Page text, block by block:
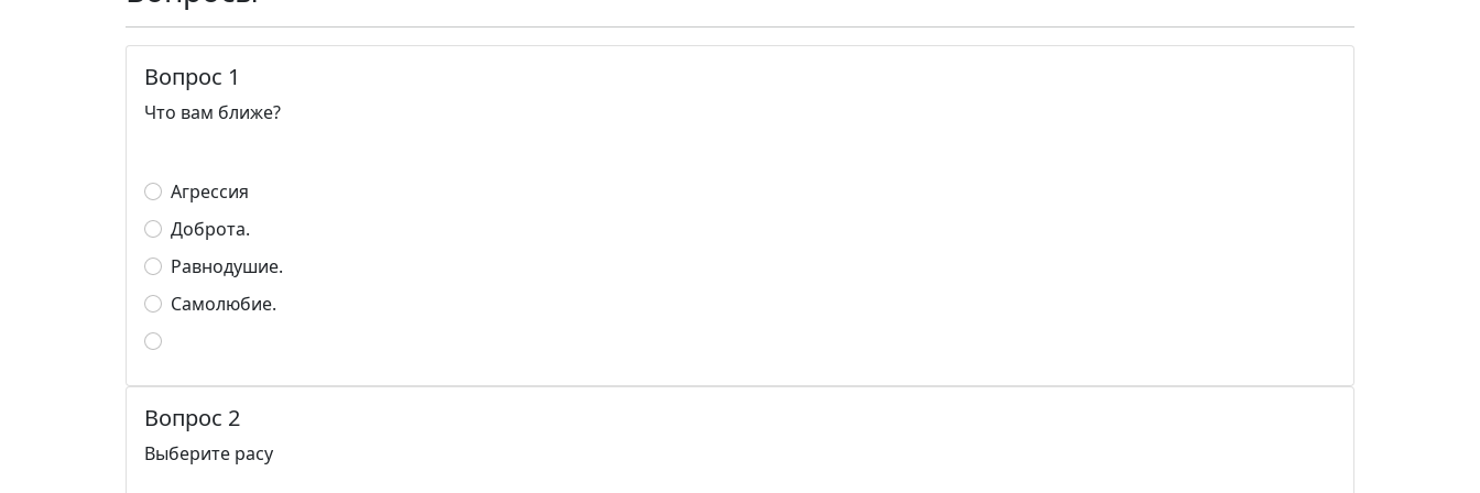
Вопрос 1
Что вам ближе?
Агрессия
Доброта.
Равнодушие.
Самолюбие.
Вопрос 2
Выберите расу